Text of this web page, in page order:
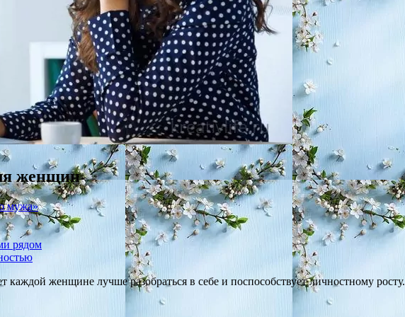
женщин
мужа»
рядом
женщине лучше разобраться в себе и поспособствует личностному росту.